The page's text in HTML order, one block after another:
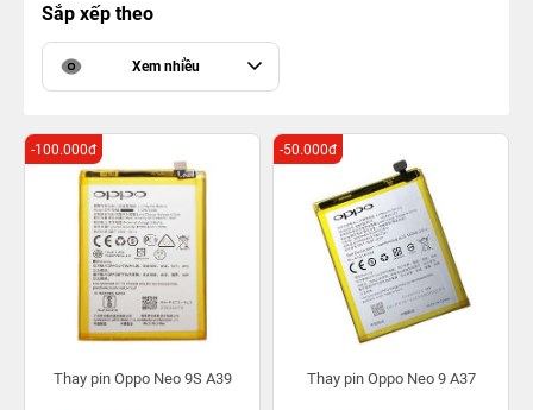
Sắp xếp theo
Xem nhiều
Thay pin Oppo Neo 9S A39
-100.000đ
Thay pin Oppo Neo 9 A37
-50.000đ